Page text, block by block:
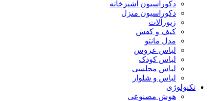
دکوراسیون آشپزخانه
دکوراسیون منزل
زیورآلات
کیف و کفش
مدل مانتو
لباس عروس
لباس کودک
لباس مجلسی
لباس و شلوار
تکنولوژی
هوش مصنوعی